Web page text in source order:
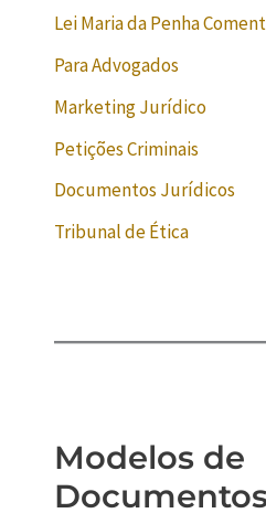
Lei Maria da Penha
Para Advogados
Marketing Jurídico
Petições Criminais
Documentos Jurídicos
Tribunal de Ética
Modelos de